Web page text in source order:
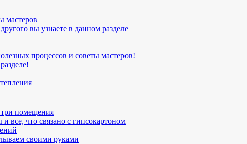
мастеров
вы узнаете в данном разделе
процессов и советы мастеров!
помещения
что связано с гипсокартоном
своими руками